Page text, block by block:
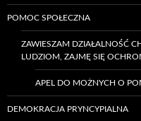
POMOC SPOŁECZNA
ZAWIESZAM DZIAŁALNOŚĆ
LUDZIOM, ZAJMĘ SIĘ
APEL DO MOŻNYCH O
DEMOKRACJA PRYNCYPIALNA